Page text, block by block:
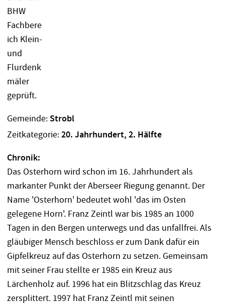
Gemeinde: Strobl
Zeitkategorie:20. Jahrhundert, 2. Hälfte
Chronik:
Das Osterhorn wird schon im 16. Jahrhundert als
markanter Punkt der Aberseer Riegung genannt. Der
Name 'Osterhorn' bedeutet wohl 'das im Osten
gelegene Horn'. Franz Zeintl war bis 1985 an 1000
Tagen in den Bergen unterwegs und das unfallfrei. Als
gläubiger Mensch beschloss er zum Dank dafür ein
Gipfelkreuz auf das Osterhorn zu setzen. Gemeinsam
mit seiner Frau stellte er 1985 ein Kreuz aus
Lärchenholz auf. 1996 hat ein Blitzschlag das Kreuz
zersplittert. 1997 hat Franz Zeintl mit seinen